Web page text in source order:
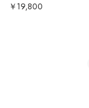
￥19,800